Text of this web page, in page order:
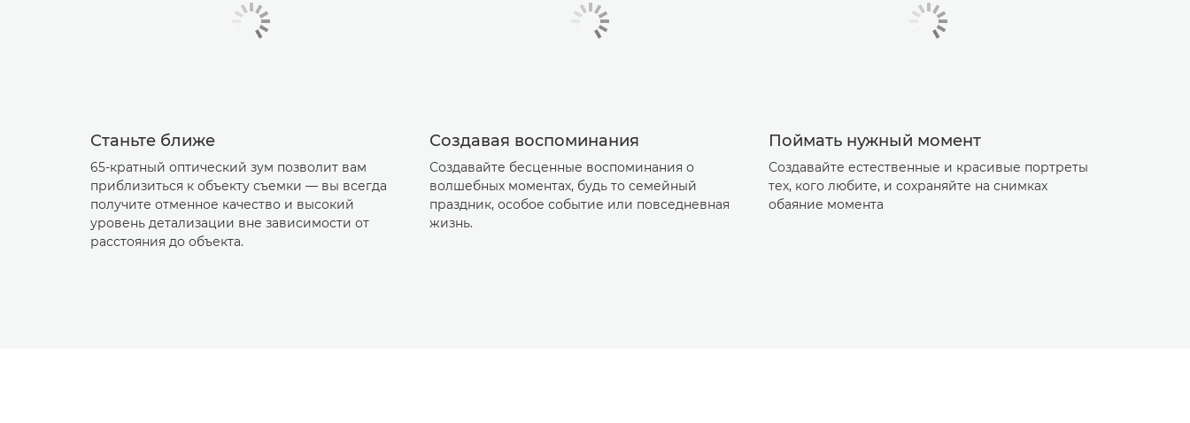
Станьте ближе
65-кратный оптический зум позволит вам
приблизиться к объекту съемки — вы всегда
получите отменное качество и высокий
уровень детализации вне зависимости от
расстояния до объекта.
Создавая воспоминания
Создавайте бесценные воспоминания о
волшебных моментах, будь то семейный
праздник, особое событие или повседневная
жизнь.
Поймать нужный момент
Создавайте естественные и красивые портреты
тех, кого любите, и сохраняйте на снимках
обаяние момента